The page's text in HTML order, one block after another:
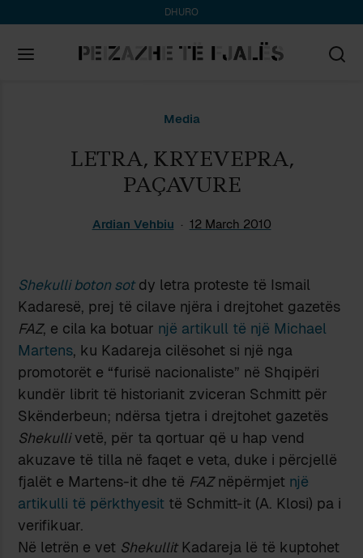
DHURO
Media
LETRA, KRYEVEPRA,
PAÇAVURE
Ardian Vehbiu 12 March 2010
Shekulli boton sotdy letra proteste të Ismail
Kadaresë, prej të cilave njëra i drejtohet gazetës
FAZ, e cila ka botuar një artikull të një Michael
Martens, ku Kadareja cilësohet si një nga
promotorët e “furisë nacionaliste” në Shqipëri
kundër librit të historianit zviceran Schmitt për
Skënderbeun; ndërsa tjetra i drejtohet gazetës
Shekullivetë, për ta qortuar që u hap vend
akuzave të tilla në faqet e veta, duke i përcjellë
fjalët e Martens-it dhe të FAZnëpërmjet një
artikulli të përkthyesit të Schmitt-it (A. Klosi) pa i
verifikuar.
Në letrën e vet ShekullitKadareja lë të kuptohet